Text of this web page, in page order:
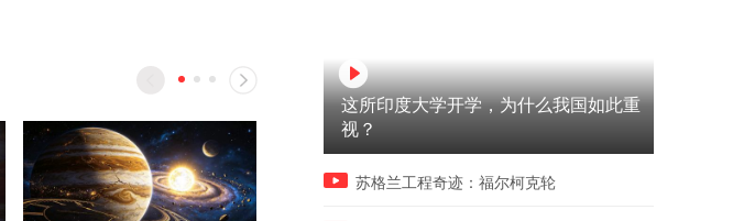
这所印度大学开学，为什么我国如此重
视？
苏格兰工程奇迹：福尔柯克轮